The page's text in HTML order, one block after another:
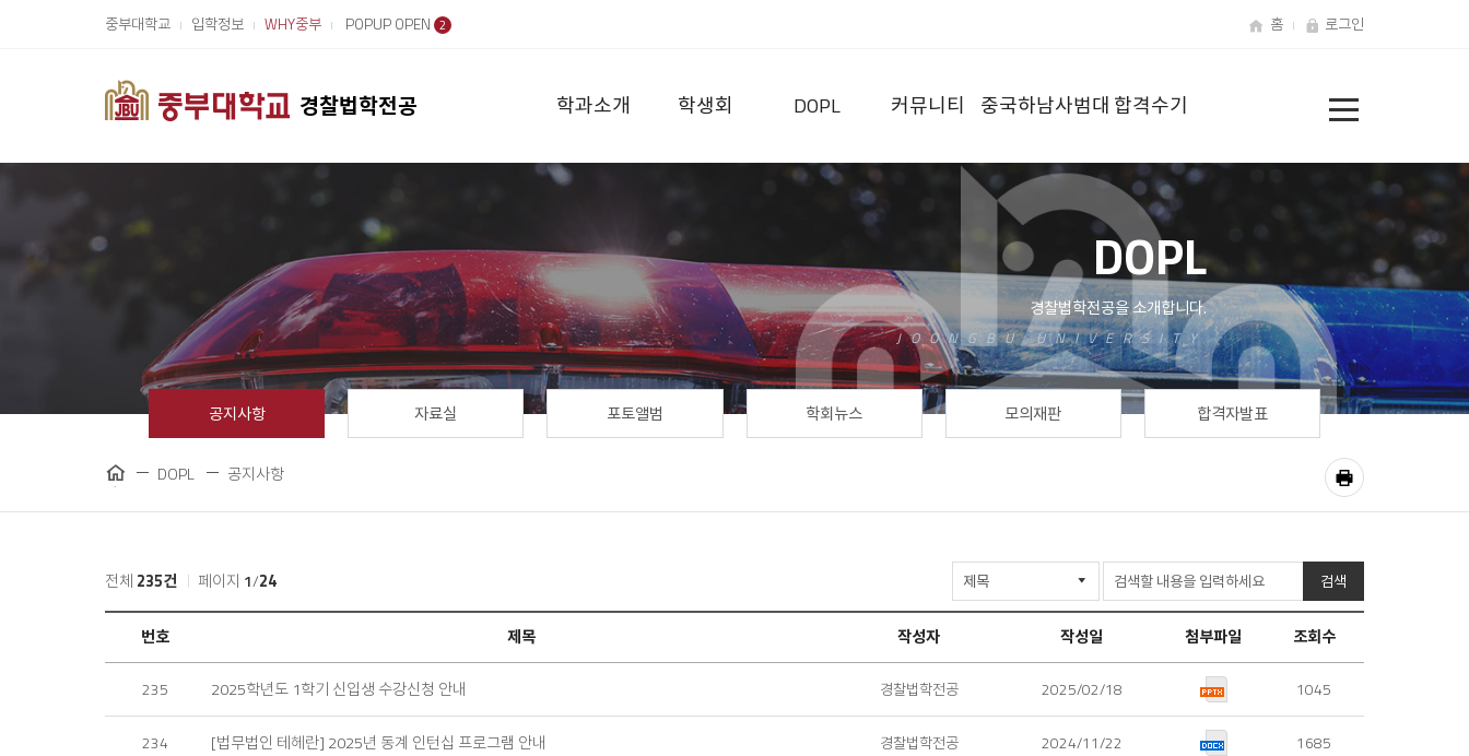
경찰법학전공
뉴
중부대학교 입학정보 WHY중부 POPUP OPEN 2 홈 로그인
학과소개 학생회 DOPL 커뮤니티 중국하남사범대 합격수기
DOPL
공지사항 자료실 포토앨범 학회뉴스 모의재판 합격자발표
홈
DOPL 공지사항
공
유
기
프
트
사
검
색
검색
전체 235건 페이지 1/24
사
목
번호 제목 작성자 작성일 첨부파일 조회수
235 2025학년도 1학기 신입생 수강신청 안내 경찰법학전공 2025/02/18 1045
234 [법무법인 테헤란] 2025년 동계 인턴십 프로그램 안내 경찰법학전공 2024/11/22 1685